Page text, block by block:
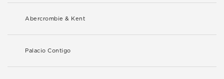
Abercrombie & Kent
Palacio Contigo